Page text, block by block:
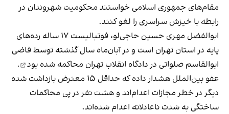
مقام‌های جمهوری اسلامی خواستند محکومیت شهروندان در
رابطه با خیزش سراسری را لغو کنند.
ابوالفضل مهری حسین حاجی‌لو، فوتبالیست ۱۷ ساله رده‌های
پایه در استان تهران است و در آبان‌ماه سال گذشته توسط قاضی
ابوالقاسم صلواتی در دادگاه انقلاب تهران محاکمه شده بود
.
عفو بین‌الملل هشدار داده که حداقل ۱۵ معترض بازداشت شده
دیگر در خطر مجازات اعدام‌اند و هشت نفر در پی محاکمات
ساختگی به شدت ناعادلانه اعدام شده‌اند.